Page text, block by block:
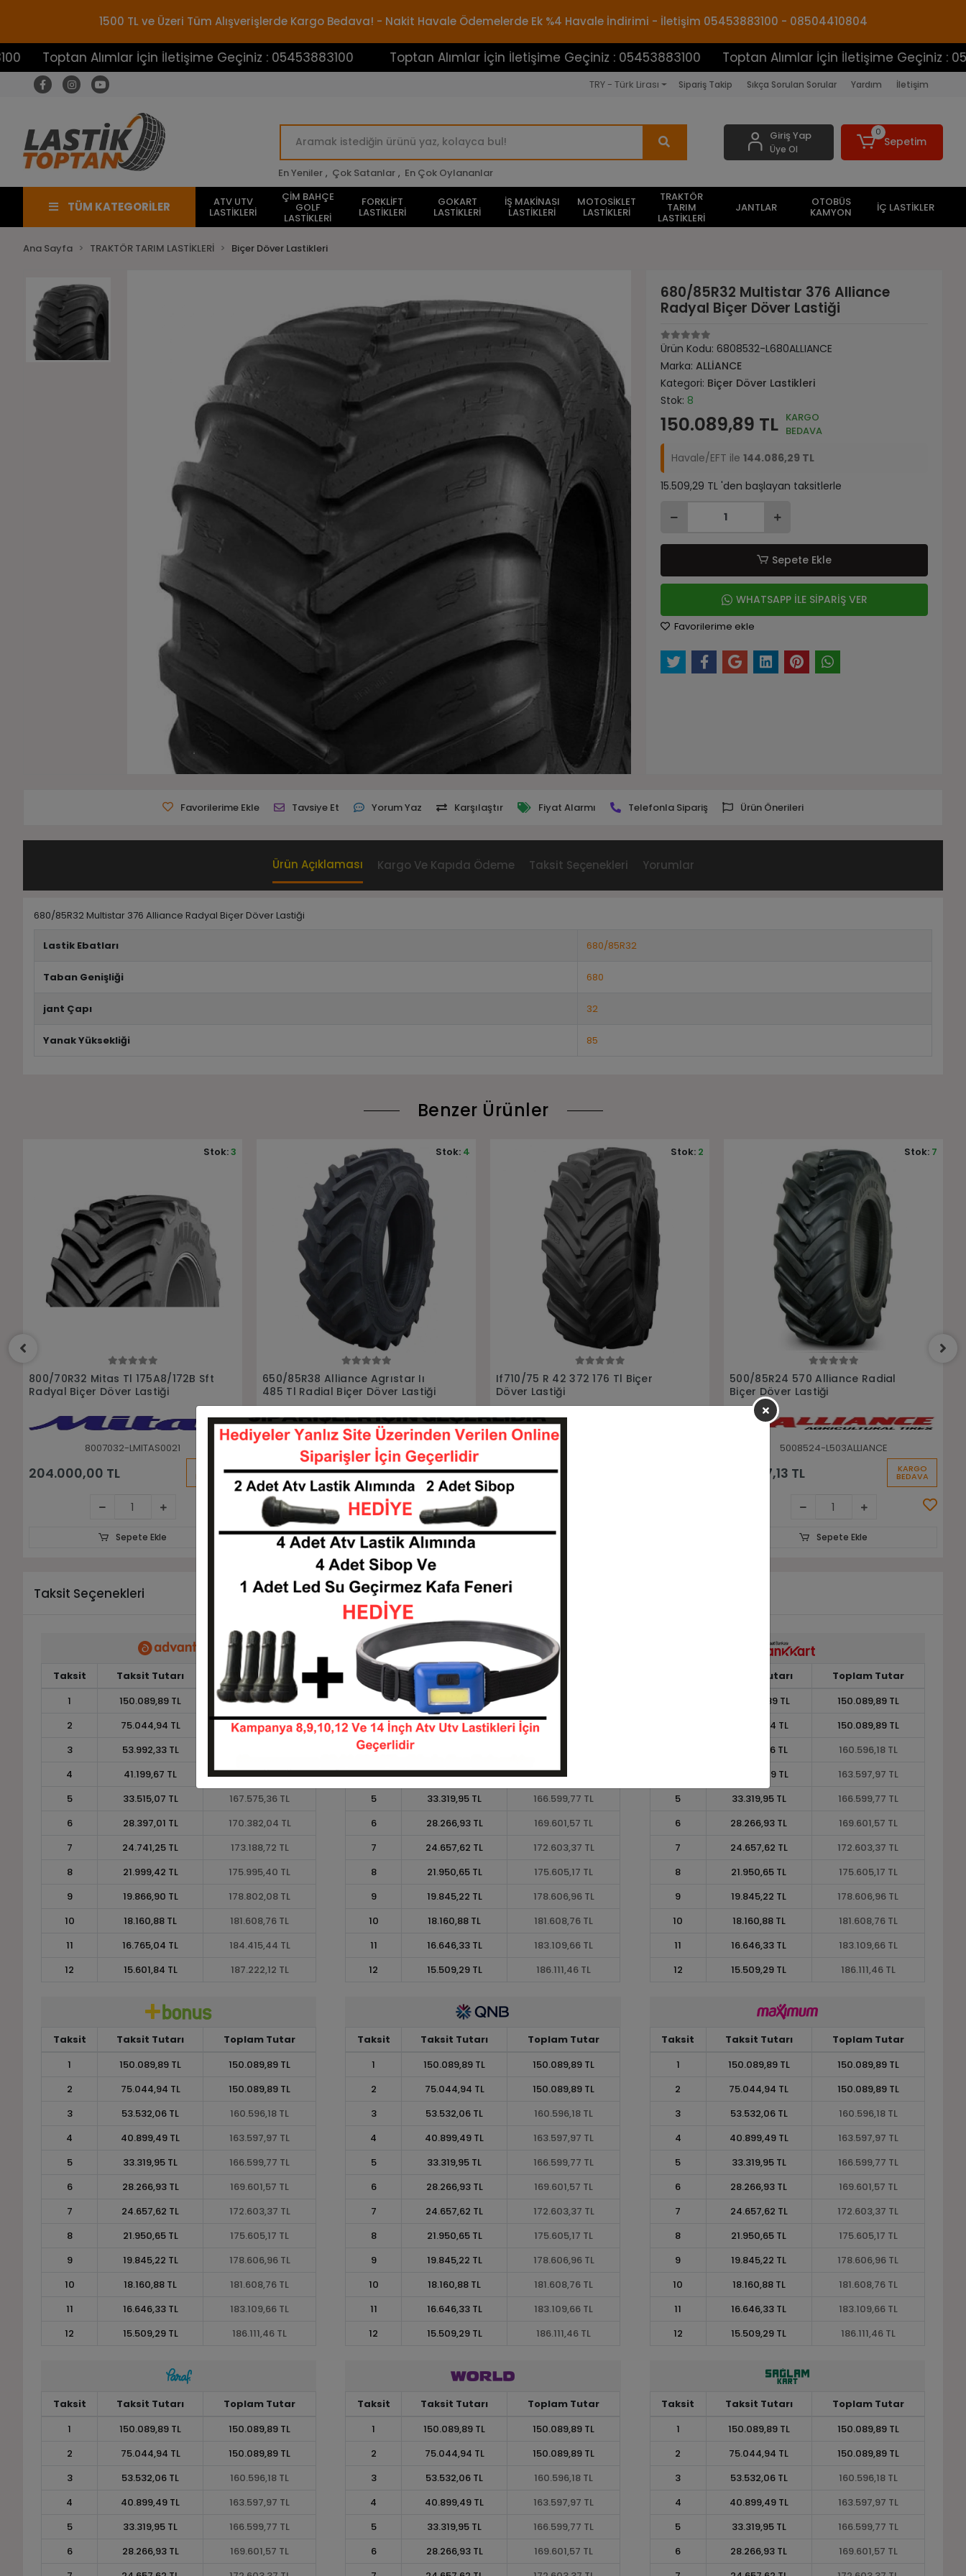
1500 TL ve Üzeri Tüm Alışverişlerde Kargo Bedava! - Nakit Havale Ödemelerde Ek %4 Havale İndirimi - İletişim 05453883100 - 08504410804
Alımlar İçin İletişime Geçiniz : 05453883100 Toptan Alımlar İçin İletişime Geçiniz : 05453883100 Toptan Alımlar İçin İletişime Geçiniz :
TRY - Türk Lirası Sipariş Takip Sıkça Sorulan Sorular Yardım İletişim
En Yeniler , Çok Satanlar , En Çok Oylananlar
Giriş Yap
Üye Ol
0
Sepetim
TÜM KATEGORİLER ATV UTV
LASTİKLERİ
ÇİM BAHÇE
GOLF
LASTİKLERİ
FORKLİFT
LASTİKLERİ
GOKART
LASTİKLERİ
İŞ MAKİNASI
LASTİKLERİ
MOTOSİKLET
LASTİKLERİ
TRAKTÖR
TARIM
LASTİKLERİ
JANTLAR OTOBÜS
KAMYON İÇ LASTİKLER
Ana Sayfa TRAKTÖR TARIM LASTİKLERİ Biçer Döver Lastikleri
680/85R32 Multistar 376 Alliance
Radyal Biçer Döver Lastiği
Ürün Kodu:6808532-L680ALLIANCE
Marka:ALLİANCE
Kategori: Biçer Döver Lastikleri
Stok: 8
150.089,89 TL KARGO
BEDAVA
Havale/EFT ile144.086,29 TL
15.509,29 TL 'den başlayan taksitlerle
Sepete Ekle
WHATSAPP İLE SİPARİŞ VER
Favorilerime ekle
Favorilerime Ekle Tavsiye Et Yorum Yaz Karşılaştır Fiyat Alarmı Telefonla Sipariş Ürün Önerileri
Ürün Açıklaması Kargo Ve Kapıda Ödeme Taksit Seçenekleri Yorumlar
680/85R32 Multistar 376 Alliance Radyal Biçer Döver Lastiği
Lastik Ebatları 680/85R32
Taban Genişliği 680
jant Çapı 32
Yanak Yüksekliği 85
Benzer Ürünler
650/85R38 Alliance Agrıstar Iı
485 Tl Radial Biçer Döver Lastiği
6508538-L657ALLIANCE
196.006,39 TL KARGO
BEDAVA
Stok:4
Sepete Ekle
If710/75 R 42 372 176 Tl Biçer
Döver Lastiği
7107542-L716ALLIANCE
225.704,33 TL KARGO
BEDAVA
Stok:2
Sepete Ekle
500/85R24 570 Alliance Radial
Biçer Döver Lastiği
75.277,13 TL
Stok: 7
650/75R32 375 172A8/175D
Radyal Alliance Biçer Döver
Lastiği
6507532-L655ALLIANCE
106.821,74 TL KARGO
BEDAVA
Stok:10
Sepete Ekle
Taksit Seçenekleri
Taksit Taksit Tutarı
Toplam Tutar
1
150.089,89 TL
150.089,89 TL
2
75.044,94 TL
150.089,89 TL
3
53.992,33 TL
4
41.199,67 TL
164.798,69 TL
5
33.515,07 TL
167.575,36 TL
6
28.397,01 TL
170.382,04 TL
7
24.741,25 TL
173.188,72 TL
8
21.999,42 TL
175.995,40 TL
9
19.866,90 TL
178.802,08 TL
10
18.160,88 TL
181.608,76 TL
11
16.765,04 TL
184.415,44 TL
12
15.601,84 TL 187.222,12 TL
Taksit Taksit Tutarı
Toplam Tutar
150.089,89 TL
2
75.044,94 TL
150.089,89 TL
3
4
40.899,49 TL
163.597,97 TL
5
33.319,95 TL
166.599,77 TL
6
28.266,93 TL
169.601,57 TL
7
24.657,62 TL
172.603,37 TL
8
21.950,65 TL
175.605,17 TL
9
19.845,22 TL
178.606,96 TL
10
18.160,88 TL
181.608,76 TL
11
16.646,33 TL
183.109,66 TL
12
15.509,29 TL 186.111,46 TL
Taksit Tutarı
Toplam Tutar
150.089,89 TL
150.089,89 TL
75.044,94 TL
150.089,89 TL
53.532,06 TL
160.596,18 TL
40.899,49 TL
163.597,97 TL
5
33.319,95 TL
166.599,77 TL
6
28.266,93 TL
169.601,57 TL
7
24.657,62 TL
172.603,37 TL
8
21.950,65 TL
175.605,17 TL
9
19.845,22 TL
178.606,96 TL
10
18.160,88 TL
181.608,76 TL
11
16.646,33 TL
183.109,66 TL
12
15.509,29 TL 186.111,46 TL
Taksit Taksit Tutarı
Toplam Tutar
1
150.089,89 TL
150.089,89 TL
2
75.044,94 TL
150.089,89 TL
3
53.532,06 TL
160.596,18 TL
4
40.899,49 TL
163.597,97 TL
5
33.319,95 TL
166.599,77 TL
6
28.266,93 TL
169.601,57 TL
7
24.657,62 TL
172.603,37 TL
8
21.950,65 TL
175.605,17 TL
9
19.845,22 TL
178.606,96 TL
10
18.160,88 TL
181.608,76 TL
11
16.646,33 TL
183.109,66 TL
12
15.509,29 TL 186.111,46 TL
Taksit Taksit Tutarı
Toplam Tutar
1
150.089,89 TL
150.089,89 TL
2
75.044,94 TL
150.089,89 TL
3
53.532,06 TL
160.596,18 TL
4
40.899,49 TL
163.597,97 TL
5
33.319,95 TL
166.599,77 TL
6
28.266,93 TL
169.601,57 TL
7
24.657,62 TL
172.603,37 TL
8
21.950,65 TL
175.605,17 TL
9
19.845,22 TL
178.606,96 TL
10
18.160,88 TL
181.608,76 TL
11
16.646,33 TL
183.109,66 TL
12
15.509,29 TL 186.111,46 TL
Taksit Taksit Tutarı
Toplam Tutar
1
150.089,89 TL
150.089,89 TL
2
75.044,94 TL
150.089,89 TL
3
53.532,06 TL
160.596,18 TL
4
40.899,49 TL
163.597,97 TL
5
33.319,95 TL
166.599,77 TL
6
28.266,93 TL
169.601,57 TL
7
24.657,62 TL
172.603,37 TL
8
21.950,65 TL
175.605,17 TL
9
19.845,22 TL
178.606,96 TL
10
18.160,88 TL
181.608,76 TL
11
16.646,33 TL
183.109,66 TL
12
15.509,29 TL 186.111,46 TL
Taksit Taksit Tutarı
Toplam Tutar
1
150.089,89 TL
150.089,89 TL
2
75.044,94 TL
150.089,89 TL
3
53.532,06 TL
160.596,18 TL
4
40.899,49 TL
163.597,97 TL
5
33.319,95 TL
166.599,77 TL
6
28.266,93 TL
169.601,57 TL
Taksit Taksit Tutarı
Toplam Tutar
1
150.089,89 TL
150.089,89 TL
2
75.044,94 TL
150.089,89 TL
3
53.532,06 TL
160.596,18 TL
4
40.899,49 TL
163.597,97 TL
5
33.319,95 TL
166.599,77 TL
6
28.266,93 TL
169.601,57 TL
Taksit Taksit Tutarı
Toplam Tutar
1
150.089,89 TL
150.089,89 TL
2
75.044,94 TL
150.089,89 TL
3
53.532,06 TL
160.596,18 TL
4
40.899,49 TL
163.597,97 TL
5
33.319,95 TL
166.599,77 TL
6
28.266,93 TL
169.601,57 TL